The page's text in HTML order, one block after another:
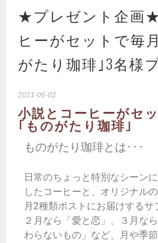
★プレゼント企画
ヒーがセットで毎
がたり珈琲｣3名様
2021-06-02
小説とコーヒーがセ
｢ものがたり珈琲｣
ものがたり珈琲とは･･･
日常のちょっと特別なシーン
したコーヒーと、オリジナル
月2種類ポストにお届けするサ
２月なら「愛と恋」、３月な
わらないもの」など、月や季